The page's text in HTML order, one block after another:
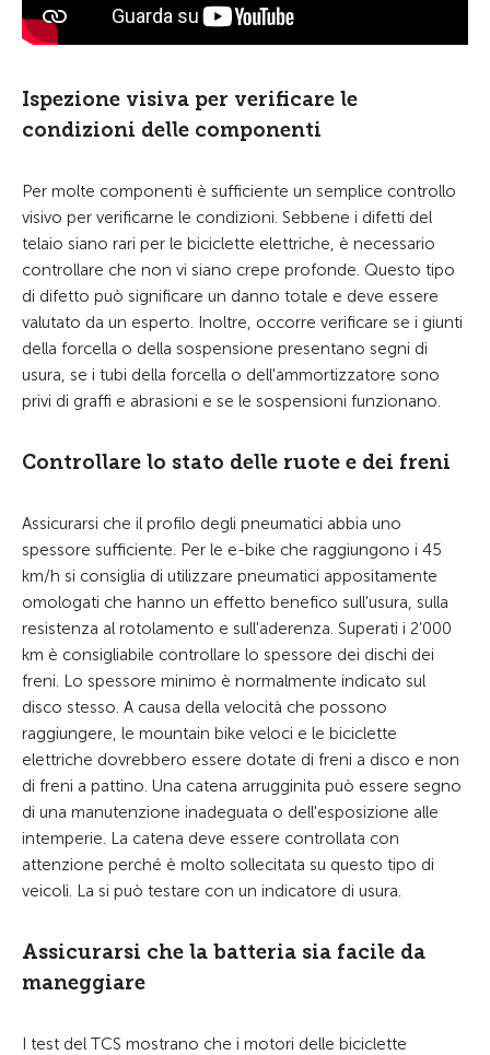
Ispezione visiva per verificare le
condizioni delle componenti
Per molte componenti è sufficiente un semplice controllo
visivo per verificarne le condizioni. Sebbene i difetti del
telaio siano rari per le biciclette elettriche, è necessario
controllare che non vi siano crepe profonde. Questo tipo
di difetto può significare un danno totale e deve essere
valutato da un esperto. Inoltre, occorre verificare se i giunti
della forcella o della sospensione presentano segni di
usura, se i tubi della forcella o dell'ammortizzatore sono
privi di graffi e abrasioni e se le sospensioni funzionano.
Controllare lo stato delle ruote e dei freni
Assicurarsi che il profilo degli pneumatici abbia uno
spessore sufficiente. Per le e-bike che raggiungono i 45
km/h si consiglia di utilizzare pneumatici appositamente
omologati che hanno un effetto benefico sull'usura, sulla
resistenza al rotolamento e sull'aderenza. Superati i 2’000
km è consigliabile controllare lo spessore dei dischi dei
freni. Lo spessore minimo è normalmente indicato sul
disco stesso. A causa della velocità che possono
raggiungere, le mountain bike veloci e le biciclette
elettriche dovrebbero essere dotate di freni a disco e non
di freni a pattino. Una catena arrugginita può essere segno
di una manutenzione inadeguata o dell'esposizione alle
intemperie. La catena deve essere controllata con
attenzione perché è molto sollecitata su questo tipo di
veicoli. La si può testare con un indicatore di usura.
Assicurarsi che la batteria sia facile da
maneggiare
I test del TCS mostrano che i motori delle biciclette